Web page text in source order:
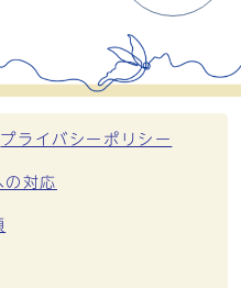
プライバシーポリシー
の対応